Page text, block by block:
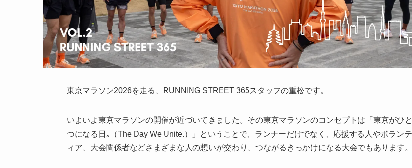
東京マラソン2026を走る、RUNNING STREET 365スタッフの重松です。
いよいよ東京マラソンの開催が近づいてきました。その東京マラソンのコンセプトは「東京がひと
つになる日｡（The Day We Unite.）」ということで、ランナーだけでなく、応援する人やボランテ
ィア、大会関係者などさまざまな人の想いが交わり、つながるきっかけになる大会でもあります。